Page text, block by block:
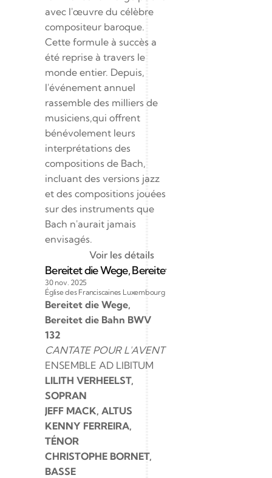
avec l'œuvre du célèbre
compositeur baroque.
Cette formule à succès a
été reprise à travers le
monde entier. Depuis,
l'événement annuel
rassemble des milliers de
musiciens,qui offrent
bénévolement leurs
interprétations des
compositions de Bach,
incluant des versions jazz
et des compositions jouées
sur des instruments que
Bach n'aurait jamais
envisagés.
Voir les détails
Bereitet die Wege, Bereitet die Bahn BWV 132
30 nov. 2025
Église des Franciscaines Luxembourg Belair
Bereitet die Wege,
Bereitet die Bahn BWV
132
CANTATE POUR L'AVENT
ENSEMBLE AD LIBITUM
LILITH VERHEELST,
SOPRAN
JEFF MACK, ALTUS
KENNY FERREIRA,
TÉNOR
CHRISTOPHE BORNET,
BASSE